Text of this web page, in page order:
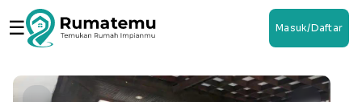
☰ Masuk/Daftar